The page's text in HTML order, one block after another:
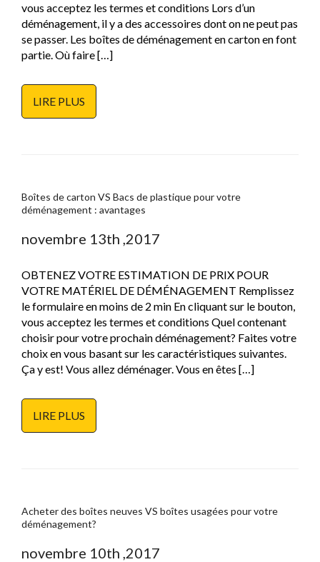
vous acceptez les termes et conditions Lors d’un
déménagement, il y a des accessoires dont on ne peut pas
se passer. Les boîtes de déménagement en carton en font
partie. Où faire […]
LIRE PLUS
Boîtes de carton VS Bacs de plastique pour votre
déménagement : avantages
novembre 13th ,2017
OBTENEZ VOTRE ESTIMATION DE PRIX POUR
VOTRE MATÉRIEL DE DÉMÉNAGEMENT Remplissez
le formulaire en moins de 2 min En cliquant sur le bouton,
vous acceptez les termes et conditions Quel contenant
choisir pour votre prochain déménagement? Faites votre
choix en vous basant sur les caractéristiques suivantes.
Ça y est! Vous allez déménager. Vous en êtes […]
LIRE PLUS
Acheter des boîtes neuves VS boîtes usagées pour votre
déménagement?
novembre 10th ,2017